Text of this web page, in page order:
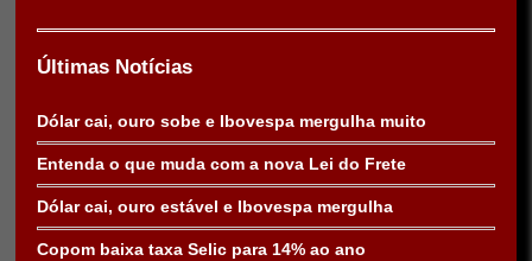
Últimas Notícias
Dólar cai, ouro sobe e Ibovespa mergulha muito
Entenda o que muda com a nova Lei do Frete
Dólar cai, ouro estável e Ibovespa mergulha
Copom baixa taxa Selic para 14% ao ano